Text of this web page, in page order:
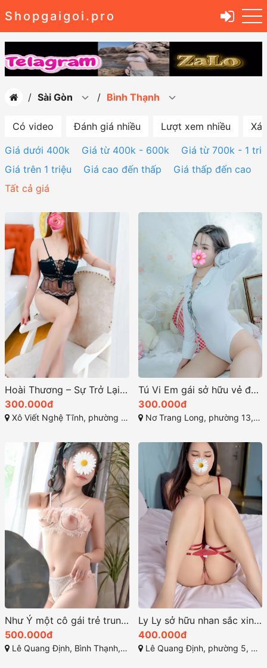
Shopgaigoi.pro
Sài Gòn Bình Thạnh
Có video Đánh giá nhiều Lượt xem nhiều
Giá dưới 400k
Giá từ 400k - 600k
Giá từ 700k - 1
Giá trên 1 triệu
Giá cao đến thấp
Giá thấp đến cao
Tất cả giá
Hoài Thương – Sự Trở Lại Ngọt Ngào Của Nữ Hoàng Khoái Lạc
300.000đ
Xô Viết Nghệ Tĩnh, phường 26, Bình Thạnh, Thành phố Hồ Chí Minh
Tú Vi Em gái sở hữu vẻ đẹp mê hồn đáng yêu
300.000đ
Nơ Trang Long, phường 13, Bình Thạnh, Thành phố Hồ Chí Minh
Như Ý một cô gái trẻ trung, xinh đẹp và vô cùng dễ thương
500.000đ
Lê Quang Định, Bình Thạnh, Thành phố Hồ Chí Minh
Ly Ly sở hữu nhan sắc xinh xắn, đầy thu hút
400.000đ
Lê Quang Định, phường 5, quận Bình Thạnh, Thành phố Hồ Chí Minh